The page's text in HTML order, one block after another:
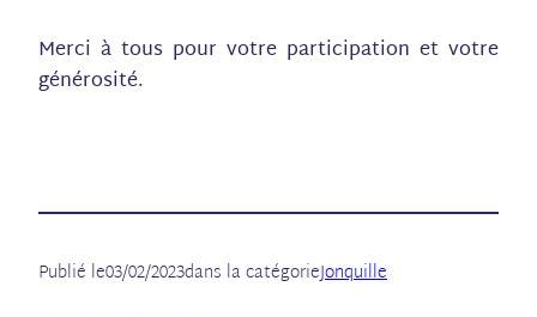
Merci à tous pour votre participation et votre
générosité.
Publié le03/02/2023dans la catégorieJonquille